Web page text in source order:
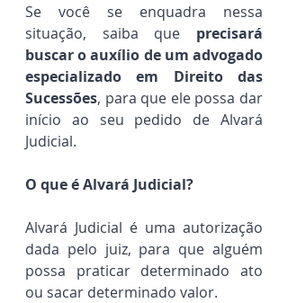
Se você se enquadra nessa
situação, saiba que precisará
buscar o auxílio de um advogado
especializado em Direito das
Sucessões, para que ele possa dar
início ao seu pedido de Alvará
Judicial.
O que é Alvará Judicial?
Alvará Judicial é uma autorização
dada pelo juiz, para que alguém
possa praticar determinado ato
ou sacar determinado valor.